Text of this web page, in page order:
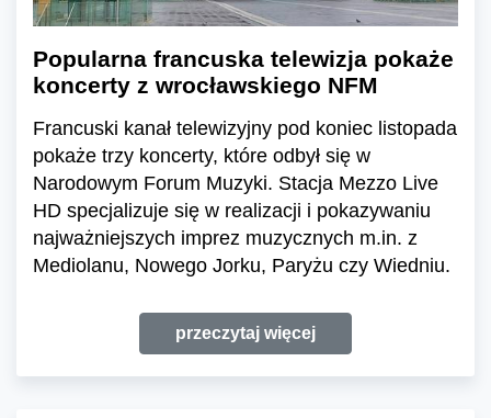
Popularna francuska telewizja pokaże
koncerty z wrocławskiego NFM
Francuski kanał telewizyjny pod koniec listopada
pokaże trzy koncerty, które odbył się w
Narodowym Forum Muzyki. Stacja Mezzo Live
HD specjalizuje się w realizacji i pokazywaniu
najważniejszych imprez muzycznych m.in. z
Mediolanu, Nowego Jorku, Paryżu czy Wiedniu.
przeczytaj więcej